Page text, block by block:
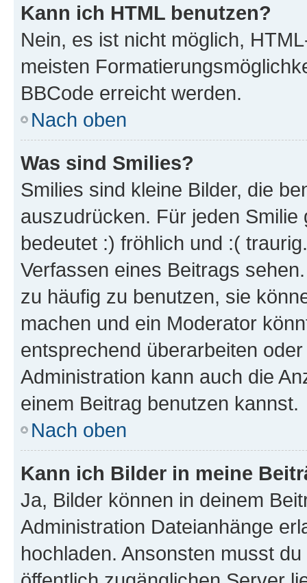
Kann ich HTML benutzen?
Nein, es ist nicht möglich,
meisten
BBCode erreicht werden.
Nach oben
Was sind Smilies?
Smilies sind kleine Bilder, die
auszudrücken. Für jeden
bedeutet :) fröhlich und :(
Verfassen eines Beitrags
zu häufig zu benutzen, sie
machen und ein Moderator
entsprechend überarbeiten
Administration kann auch die
einem Beitrag benutzen kannst.
Nach oben
Kann ich Bilder in meine
Ja, Bilder können in deinem
Administration Dateianhänge
hochladen. Ansonsten musst